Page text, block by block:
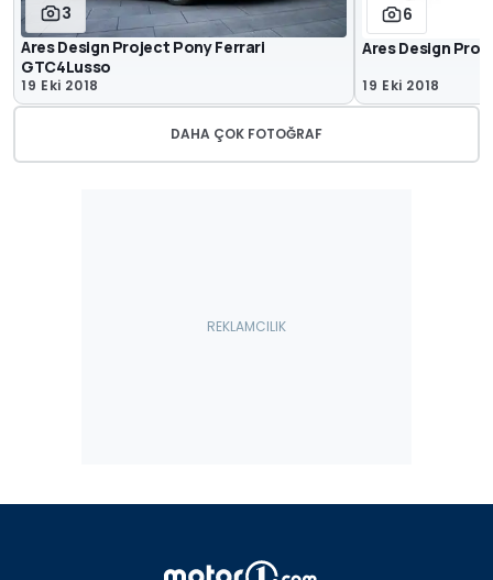
3
Ares Design Project Pony Ferrari
GTC4Lusso
19 Eki 2018
6
Ares Design
19 Eki 2018
DAHA ÇOK FOTOĞRAF